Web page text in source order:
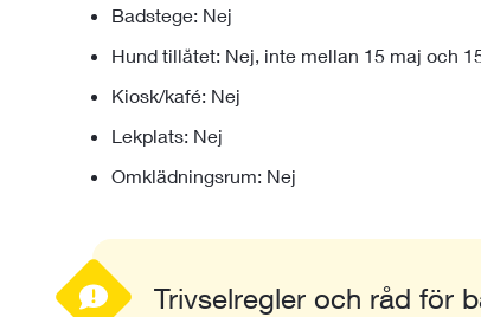
Badstege: Nej
Hund tillåtet: Nej, inte mellan 15 maj och
Kiosk/kafé: Nej
Lekplats: Nej
Omklädningsrum: Nej
Trivselregler och råd för